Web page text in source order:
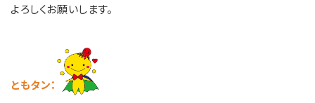
よろしくお願いします。
ともタン：